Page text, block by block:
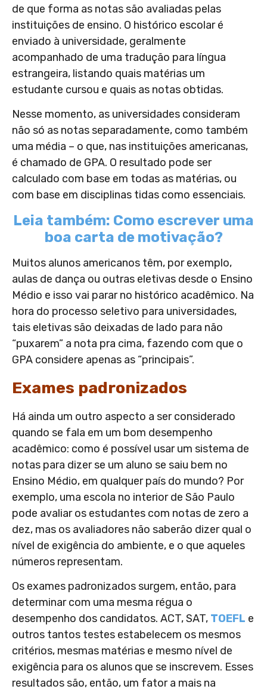
de que forma as notas são avaliadas pelas
instituições de ensino. O histórico escolar é
enviado à universidade, geralmente
acompanhado de uma tradução para língua
estrangeira, listando quais matérias um
estudante cursou e quais as notas obtidas.
Nesse momento, as universidades consideram
não só as notas separadamente, como também
uma média – o que, nas instituições americanas,
é chamado de GPA. O resultado pode ser
calculado com base em todas as matérias, ou
com base em disciplinas tidas como essenciais.
Leia também: Como escrever uma
boa carta de motivação?
Muitos alunos americanos têm, por exemplo,
aulas de dança ou outras eletivas desde o Ensino
Médio e isso vai parar no histórico acadêmico. Na
hora do processo seletivo para universidades,
tais eletivas são deixadas de lado para não
“puxarem” a nota pra cima, fazendo com que o
GPA considere apenas as “principais”.
Exames padronizados
Há ainda um outro aspecto a ser considerado
quando se fala em um bom desempenho
acadêmico: como é possível usar um sistema de
notas para dizer se um aluno se saiu bem no
Ensino Médio, em qualquer país do mundo? Por
exemplo, uma escola no interior de São Paulo
pode avaliar os estudantes com notas de zero a
dez, mas os avaliadores não saberão dizer qual o
nível de exigência do ambiente, e o que aqueles
números representam.
Os exames padronizados surgem, então, para
determinar com uma mesma régua o
desempenho dos candidatos. ACT, SAT, TOEFL e
outros tantos testes estabelecem os mesmos
critérios, mesmas matérias e mesmo nível de
exigência para os alunos que se inscrevem. Esses
resultados são, então, um fator a mais na